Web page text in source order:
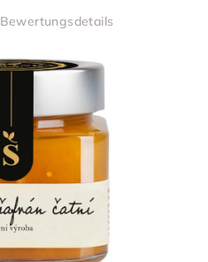
Bewertungsdetails